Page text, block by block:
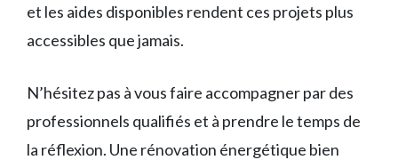
et les aides disponibles rendent ces projets plus
accessibles que jamais.
N’hésitez pas à vous faire accompagner par des
professionnels qualifiés et à prendre le temps de
la réflexion. Une rénovation énergétique bien